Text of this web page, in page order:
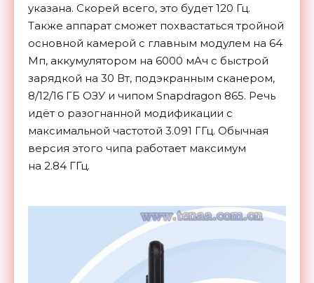
указана. Скорей всего, это будет 120 Гц.
Также аппарат сможет похвастаться тройной
основной камерой с главным модулем на 64
Мп, аккумулятором на 6000 мАч с быстрой
зарядкой на 30 Вт, подэкранным сканером,
8/12/16 ГБ ОЗУ и чипом Snapdragon 865. Речь
идёт о разогнанной модификации с
максимальной частотой 3.091 ГГц. Обычная
версия этого чипа работает максимум
на 2.84 ГГц.